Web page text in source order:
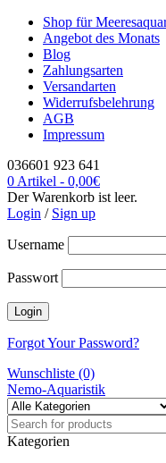
Shop für
Angebot des Monats
Blog
Zahlungsarten
Versandarten
Widerrufsbelehrung
AGB
Impressum
036601 923 641
0 Artikel - 0,00€
Der Warenkorb ist leer.
Login / Sign up
Username
Passwort
Forgot Your Password?
Wunschliste (0)
Nemo-Aquaristik
Kategorien